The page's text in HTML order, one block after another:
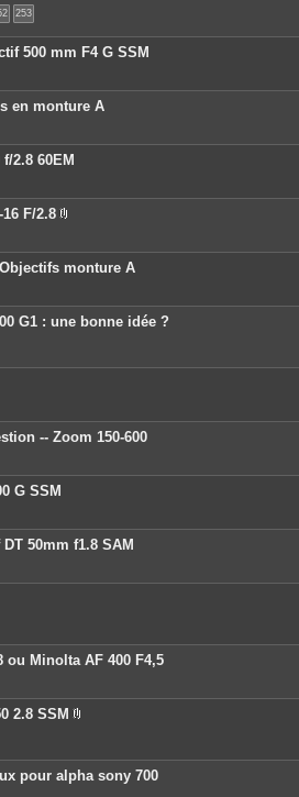
c
e
o
e
253
500 mm F4 G SSM
en monture A
2.8 60EM
F/2.8
è
c
j
o
i
e
monture A
G1 : une bonne idée ?
-- Zoom 150-600
G SSM
50mm f1.8 SAM
ou Minolta AF 400 F4,5
2.8 SSM
c
e
pour alpha sony 700